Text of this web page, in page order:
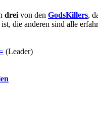
drei von den GodsKillers,
die anderen sind alle
(Leader)